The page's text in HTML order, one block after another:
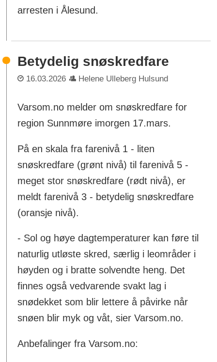
arresten i Ålesund.
Betydelig snøskredfare
16.03.2026 Helene Ulleberg Hulsund
Varsom.no melder om snøskredfare for
region Sunnmøre imorgen 17.mars.
På en skala fra farenivå 1 - liten
snøskredfare (grønt nivå) til farenivå 5 -
meget stor snøskredfare (rødt nivå), er
meldt farenivå 3 - betydelig snøskredfare
(oransje nivå).
- Sol og høye dagtemperaturer kan føre til
naturlig utløste skred, særlig i leområder i
høyden og i bratte solvendte heng. Det
finnes også vedvarende svakt lag i
snødekket som blir lettere å påvirke når
snøen blir myk og våt, sier Varsom.no.
Anbefalinger fra Varsom.no: